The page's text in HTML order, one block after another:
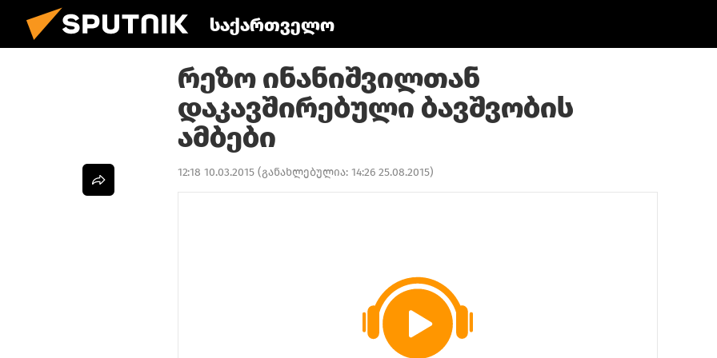
საქართველო
რეზო ინანიშვილთან
დაკავშირებული ბავშვობის
ამბები
12:18 10.03.2015 (განახლებულია: 14:26 25.08.2015)